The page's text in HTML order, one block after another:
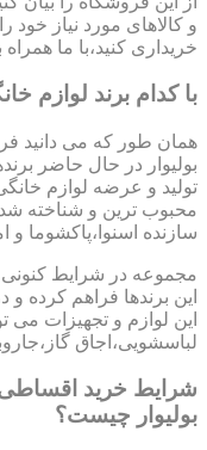
و کالاهای مورد نیاز
خریداری کنید،با ما همراه
با کدام برند لوازم
همان طور که می دانید
بولیوار در حال حاضر
تولید و عرضه لوازم
محبوب ترین و شناخته
سازنده اسنوا،پاکشوما
مجموعه در شرایط کنونی
این برندها فراهم کرده و
این لوازم و تجهیزات می
لباسشویی،اجاق
شرایط خرید اقساطی
بولیوار چیست؟